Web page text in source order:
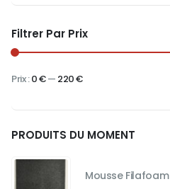
Filtrer Par Prix
Prix :0 €— 220 €
PRODUITS DU MOMENT
Mousse Filafoam